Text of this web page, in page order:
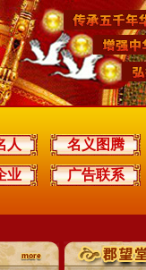
人
名义图腾
业
广告联系